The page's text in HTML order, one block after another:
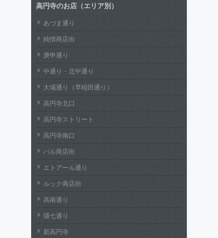
高円寺のお店（エリア別）
あづま通り
純情商店街
庚申通り
中通り・北中通り
大場通り（早稲田通り）
高円寺北口
高円寺ストリート
高円寺南口
パル商店街
エトアール通り
ルック商店街
高南通り
環七通り
新高円寺